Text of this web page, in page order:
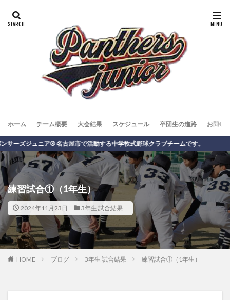
ホーム チーム概要 大会結果 スケジュール 卒団生の進路 お問い
ニア⚾️ 名古屋市で活動する中学軟式野球クラブチームです。
練習試合①（1年生）
2024年11月23日 3年生 試合結果
HOME ブログ 3年生 試合結果 練習試合①（1年生）